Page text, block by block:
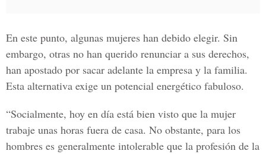
En este punto, algunas mujeres han debido elegir. Sin
embargo, otras no han querido renunciar a sus derechos,
han apostado por sacar adelante la empresa y la familia.
Esta alternativa exige un potencial energético fabuloso.
“Socialmente, hoy en día está bien visto que la mujer
trabaje unas horas fuera de casa. No obstante, para los
hombres es generalmente intolerable que la profesión de la